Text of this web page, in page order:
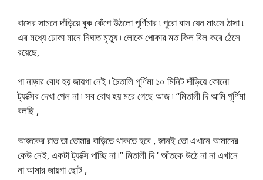
বাসের সামনে দাঁড়িয়ে বুক কেঁপে উঠলো পূর্ণিমার ৷ পুরো বাস যেন মাংসে ঠাসা ৷
এর মধ্যে ঢোকা মানে নিঘাত মৃত্যু ৷ লোকে পোকার মত কিল বিল করে ঠেসে
রয়েছে,
পা নাড়ার বোধ হয় জায়গা নেই ৷ চৈতালি পূর্ণিমা ১০ মিনিট দাঁড়িয়ে কোনো
ট্যাক্সির দেখা পেল না ৷ সব বোধ হয় মরে গেছে আজ ৷ “মিতালী দি আমি পূর্ণিমা
বলছি ,
আজকের রাত তা তোমার বাড়িতে থাকতে হবে , জানই তো এখানে আমাদের
কেউ নেই, একটা ট্যাক্সি পাচ্ছি না ৷” মিতালী দি ‘ আঁতকে উঠে না না এখানে
না আমার জায়গা ছোট ,